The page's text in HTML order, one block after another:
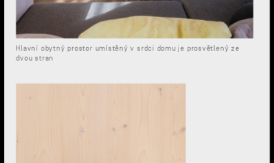
Hlavní obytný prostor umístěný v srdci domu je prosvětlený ze
dvou stran